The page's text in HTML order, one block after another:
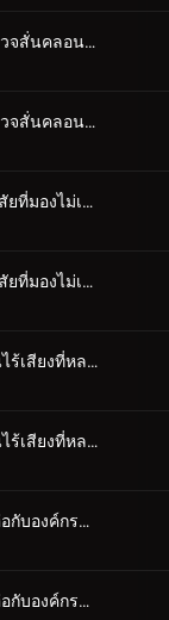
ตอนที่ 328 กรมตำรวจสั่นคลอน ตัวประกัน 12 ล้านคน (ตอนพิเศษ ตอนที่ 3)
ตอนที่ 329 กรมตำรวจสั่นคลอน ตัวประกัน 12 ล้านคน (ตอนพิเศษ ตอนจบ)
ตอนที่ 330 ผู้ต้องสงสัยที่มองไม่เห็น (ตอนแรก)
ตอนที่ 331 ผู้ต้องสงสัยที่มองไม่เห็น (ตอนจบ)
ตอนที่ 332 หลักฐานไร้เสียงที่หลงเหลืออยู่ (ตอนแรก)
ตอนที่ 333 หลักฐานไร้เสียงที่หลงเหลืออยู่ (ตอนจบ)
ตอนที่ 334 การติดต่อกับองค์กรชุดดำ (ภาคเจรจา)
ตอนที่ 335 การติดต่อกับองค์กรชุดดำ (ภาคสะกดรอย)